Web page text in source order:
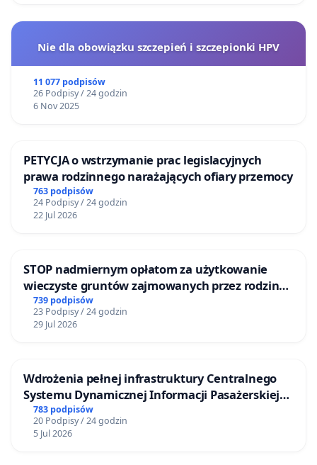
Nie dla obowiązku szczepień i szczepionki HPV
11 077 podpisów
26 Podpisy / 24 godzin
6 Nov 2025
PETYCJA o wstrzymanie prac legislacyjnych
prawa rodzinnego narażających ofiary przemocy
763 podpisów
24 Podpisy / 24 godzin
22 Jul 2026
STOP nadmiernym opłatom za użytkowanie
wieczyste gruntów zajmowanych przez rodzinne
ogrody działkowe.
739 podpisów
23 Podpisy / 24 godzin
29 Jul 2026
Wdrożenia pełnej infrastruktury Centralnego
Systemu Dynamicznej Informacji Pasażerskiej
(CSDiP) na stacji kolejowej w Łomży
783 podpisów
20 Podpisy / 24 godzin
5 Jul 2026